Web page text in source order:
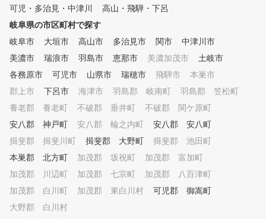
可児・多治見・中津川
高山・飛騨・下呂
岐阜県の市区町村で探す
岐阜市
大垣市 高山市 多治見市 関市
中津川市
美濃市
瑞浪市 羽島市 恵那市 美濃加茂市
土岐市
各務原市
可児市 山県市 瑞穂市 飛騨市
本巣市
郡上市
下呂市 海津市 羽島郡 岐南町
羽島郡 笠松町
養老郡 養老町
不破郡 垂井町
不破郡 関ケ原町
安八郡 神戸町
安八郡 輪之内町
安八郡 安八町
揖斐郡 揖斐川町
揖斐郡 大野町
揖斐郡 池田町
本巣郡 北方町
加茂郡 坂祝町
加茂郡 富加町
加茂郡 川辺町
加茂郡 七宗町
加茂郡 八百津町
加茂郡 白川町
加茂郡 東白川村
可児郡 御嵩町
大野郡 白川村